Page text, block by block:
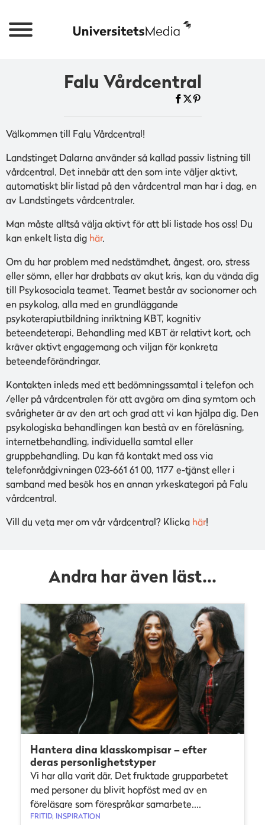
Falu Vårdcentral
Välkommen till Falu Vårdcentral!
Landstinget Dalarna använder så kallad passiv listning till
vårdcentral. Det innebär att den som inte väljer aktivt,
automatiskt blir listad på den vårdcentral man har i dag, en
av Landstingets vårdcentraler.
Man måste alltså välja aktivt för att bli listade hos oss! Du
kan enkelt lista dig här.
Om du har problem med nedstämdhet, ångest, oro, stress
eller sömn, eller har drabbats av akut kris, kan du vända dig
till Psykosociala teamet. Teamet består av socionomer och
en psykolog, alla med en grundläggande
psykoterapiutbildning inriktning KBT, kognitiv
beteendeterapi. Behandling med KBT är relativt kort, och
kräver aktivt engagemang och viljan för konkreta
beteendeförändringar.
Kontakten inleds med ett bedömningssamtal i telefon och
/eller på vårdcentralen för att avgöra om dina symtom och
svårigheter är av den art och grad att vi kan hjälpa dig. Den
psykologiska behandlingen kan bestå av en föreläsning,
internetbehandling, individuella samtal eller
gruppbehandling. Du kan få kontakt med oss via
telefonrådgivningen 023-661 61 00, 1177 e-tjänst eller i
samband med besök hos en annan yrkeskategori på Falu
vårdcentral.
Vill du veta mer om vår vårdcentral? Klicka här!
Andra har även läst...
Hantera dina klasskompisar – efter
deras personlighetstyper
Vi har alla varit där. Det fruktade grupparbetet
med personer du blivit hopföst med av en
föreläsare som förespråkar samarbete....
FRITID, INSPIRATION